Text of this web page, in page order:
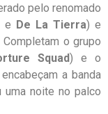
pelo renomado
e De La Tierra) e
Completam o grupo
Squad) e o
a banda
uma noite no palco